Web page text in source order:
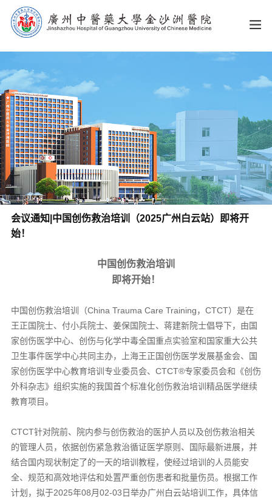
会议通知|中国创伤救治培训（2025广州白云站）即将开
始！
中国创伤救治培训
即将开始！
中国创伤救治培训（China Trauma Care Training，CTCT）是在
王正国院士、付小兵院士、姜保国院士、蒋建新院士倡导下，由国
家创伤医学中心、创伤与化学中毒全国重点实验室和国家重大公共
卫生事件医学中心共同主办，上海王正国创伤医学发展基金会、国
家创伤医学中心教育培训专业委员会、CTCT®专家委员会和《创伤
外科杂志》组织实施的我国首个标准化创伤救治培训精品医学继续
教育项目。
CTCT针对院前、院内参与创伤救治的医护人员以及创伤救治相关
的管理人员，依据创伤紧急救治循证医学原则、国际最新进展，并
结合国内现状制定了的一天的培训教程，使经过培训的人员能安
全、规范和高效地评估和处置严重创伤患者和批量伤员。根据工作
计划，拟于2025年08月02-03日举办广州白云站培训工作，具体信